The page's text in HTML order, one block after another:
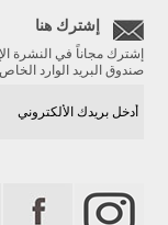
إشترك هنا
إشترك مجاناً في النشرة
صندوق البريد الوارد